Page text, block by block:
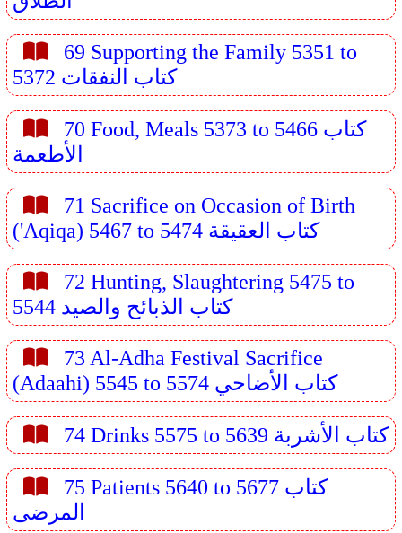
69 Supporting the Family 5351 to
5372 كتاب النفقات
70 Food, Meals 5373 to 5466 كتاب
الأطعمة
71 Sacrifice on Occasion of Birth
('Aqiqa) 5467 to 5474 كتاب العقيقة
72 Hunting, Slaughtering 5475 to
5544 كتاب الذبائح والصيد
73 Al-Adha Festival Sacrifice
(Adaahi) 5545 to 5574 كتاب الأضاحي
74 Drinks 5575 to 5639 كتاب الأشربة
75 Patients 5640 to 5677 كتاب
المرضى